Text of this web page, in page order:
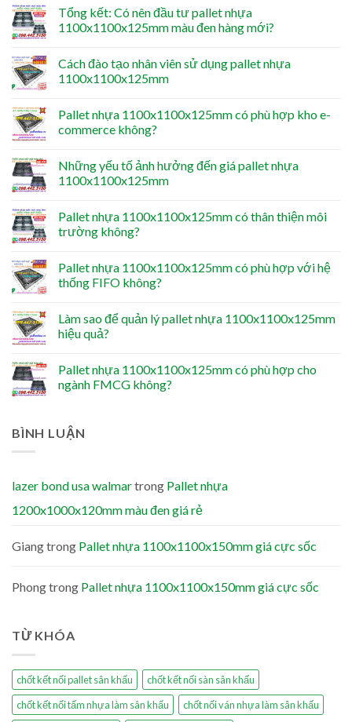
Tổng kết: Có nên đầu tư pallet nhựa
1100x1100x125mm màu đen hàng mới?
Cách đào tạo nhân viên sử dụng pallet nhựa
1100x1100x125mm
Pallet nhựa 1100x1100x125mm có phù hợp kho e-
commerce không?
Những yếu tố ảnh hưởng đến giá pallet nhựa
1100x1100x125mm
Pallet nhựa 1100x1100x125mm có thân thiện môi
trường không?
Pallet nhựa 1100x1100x125mm có phù hợp với hệ
thống FIFO không?
Làm sao để quản lý pallet nhựa 1100x1100x125mm
hiệu quả?
Pallet nhựa 1100x1100x125mm có phù hợp cho
ngành FMCG không?
BÌNH LUẬN
lazer bond usa walmartrong Pallet nhựa
1200x1000x120mm màu đen giá rẻ
Giangtrong Pallet nhựa 1100x1100x150mm giá cực sốc
Phongtrong Pallet nhựa 1100x1100x150mm giá cực sốc
TỪ KHÓA
chốt kết nối pallet sân khấu
chốt kết nối sàn sân khấu
chốt kết nối tấm nhựa làm sân khấu
chốt nối ván nhựa làm sân khấu